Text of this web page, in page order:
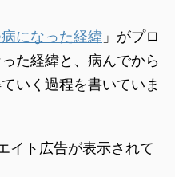
病になった経緯 」がプロ
た経緯と、病んでから
いく過程を書いていま
イト広告が表示されて